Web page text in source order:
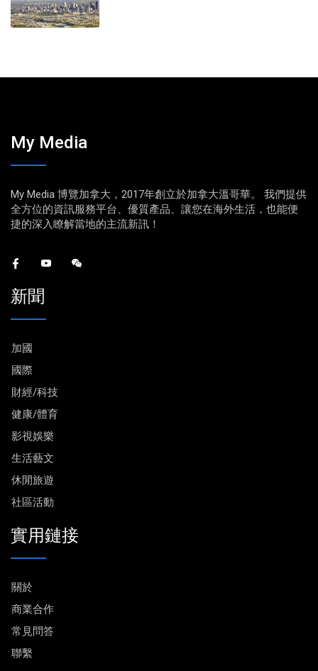
My Media
My Media 博覽加拿大，2017年創立於加拿大溫哥華。 我們提供
全方位的資訊服務平台、優質產品、讓您在海外生活，也能便
捷的深入瞭解當地的主流新訊！
新聞
加國
國際
財經/科技
健康/體育
影視娛樂
生活藝文
休閒旅遊
社區活動
實用鏈接
關於
商業合作
常見問答
聯繫